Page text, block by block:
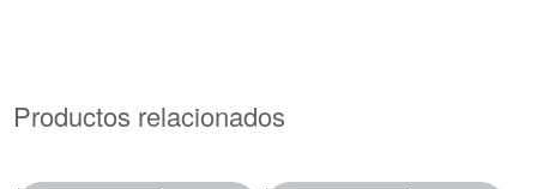
Productos relacionados